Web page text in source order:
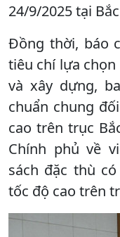
24/9/2025 tại
Đồng thời, báo
tiêu chí lựa
và xây dựng,
chuẩn chung
cao trên trục
Chính phủ về
sách đặc thù
tốc độ cao trên